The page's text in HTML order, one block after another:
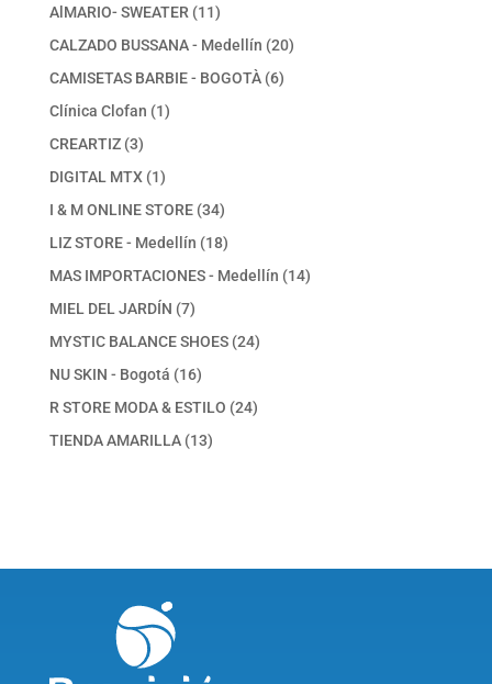
AlMARIO- SWEATER 1111
productos
CALZADO BUSSANA - Medellín 2020
CAMISETAS BARBIE - BOGOTÀ 66
Clínica Clofan 11
CREARTIZ 33
productos
DIGITAL MTX 11
producto
I & M ONLINE STORE 3434
productos
LIZ STORE - Medellín 1818
productos
MAS IMPORTACIONES - Medellín 1414
MIEL DEL JARDÍN 77
productos
MYSTIC BALANCE SHOES 2424
NU SKIN - Bogotá 1616
productos
R STORE MODA & ESTILO 2424
TIENDA AMARILLA 1313